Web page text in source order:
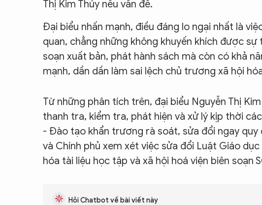
Thị Kim Thúy nêu vấn đề.
Đại biểu nhấn mạnh, điều đáng lo ngại nhất là
quan, chẳng những không khuyến khích được
soạn xuất bản, phát hành sách mà còn có khả
mạnh, dần dần làm sai lệch chủ trương xã hội
Từ những phân tích trên, đại biểu Nguyễn Thị
thanh tra, kiểm tra, phát hiện và xử lý kịp thời
- Đào tạo khẩn trương rà soát, sửa đổi ngay
và Chính phủ xem xét việc sửa đổi Luật Giáo
hóa tài liệu học tập và xã hội hoá viện biên soạn
Hỏi Chatbot về bài viết này